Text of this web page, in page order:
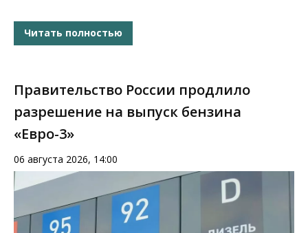
Читать полностью
Правительство России продлило
разрешение на выпуск бензина
«Евро-3»
06 августа 2026, 14:00